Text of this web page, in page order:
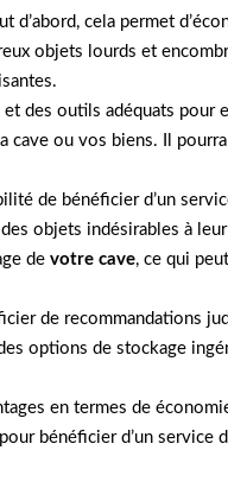
d’abord, cela permet
objets lourds et
des outils adéquats pour
ou vos biens. Il
de bénéficier d’un
objets indésirables à
de votre cave, ce qui
de recommandations
options de stockage
en termes de
bénéficier d’un service